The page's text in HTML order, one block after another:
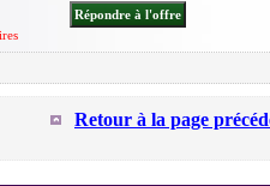
Retour à la page